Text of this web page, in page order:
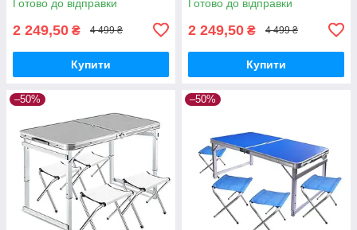
Готово до відправки
2 249,50 ₴ 4 499 ₴
Купити
Готово до відправки
2 249,50 ₴ 4 499 ₴
Купити
–50% –50%